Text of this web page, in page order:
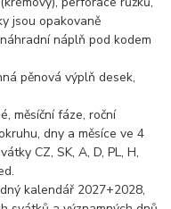
jsou opakovaně
náplň pod kodem
pěnová výplň desek,
měsíční fáze, roční
dny a měsíce ve 4
CZ, SK, A, D, PL, H,
kalendář 2027+2028,